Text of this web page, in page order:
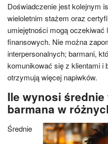
Doświadczenie jest kolejnym
wieloletnim stażem oraz
umiejętności mogą
finansowych. Nie można
interpersonalnych; barmani,
komunikować się z klientami i
otrzymują więcej napiwków.
Ile wynosi
barmana w
Średnie